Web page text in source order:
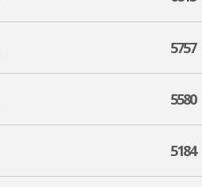
5757
5580
5184